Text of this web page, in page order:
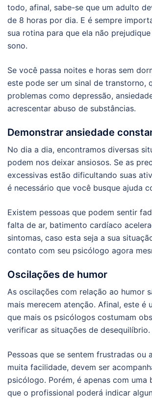
todo, afinal, sabe-se que um adulto
de 8 horas por dia. E é sempre
sua rotina para que ela não
sono.
Se você passa noites e horas sem
este pode ser um sinal de transtorno,
problemas como depressão,
acrescentar abuso de substâncias.
Demonstrar ansiedade
No dia a dia, encontramos diversas
podem nos deixar ansiosos. Se as
excessivas estão dificultando suas
é necessário que você busque ajuda
Existem pessoas que podem sentir
falta de ar, batimento cardíaco
sintomas, caso esta seja a sua
contato com seu psicólogo agora
Oscilações de humor
As oscilações com relação ao humor
mais merecem atenção. Afinal, este é
que mais os psicólogos costumam
verificar as situações de desequilíbrio.
Pessoas que se sentem frustradas ou
muita facilidade, devem ser
psicólogo. Porém, é apenas com uma
que o profissional poderá indicar